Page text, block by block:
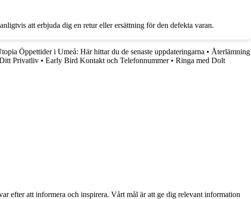
att erbjuda dig en retur eller ersättning för den defekta varan.
Öppettider i Umeå: Här hittar du de senaste uppdateringarna • Återlämning
Privatliv • Early Bird Kontakt och Telefonnummer• Ringa med Dolt
efter att informera och inspirera. Vårt mål är att ge dig relevant information